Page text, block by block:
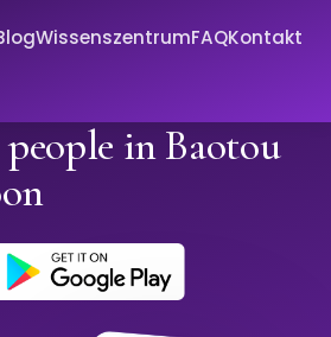
WissenszentrumFAQKontakt
in Baotou